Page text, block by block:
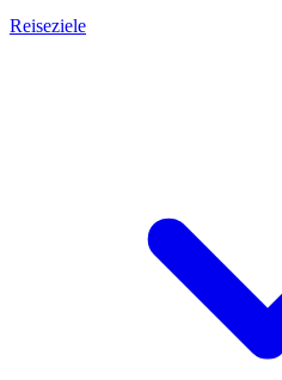
Reiseziele